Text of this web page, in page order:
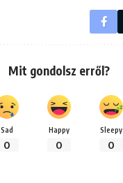
Mit gondolsz erről?
Sad
0
Happy
0
Sleepy
0